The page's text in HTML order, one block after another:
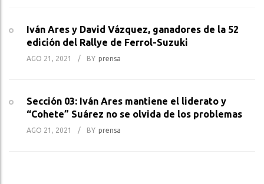
Iván Ares y David Vázquez, ganadores de la 52
edición del Rallye de Ferrol-Suzuki
AGO 21, 2021 / BY Prensa
Sección 03: Iván Ares mantiene el liderato y
“Cohete” Suárez no se olvida de los problemas
AGO 21, 2021 / BY Prensa